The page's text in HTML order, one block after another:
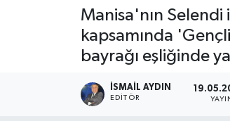
Manisa'nın Selendi
kapsamında
bayrağı eşliğinde
İSMAIL AYDIN
EDITÖR
Haber Arşivi